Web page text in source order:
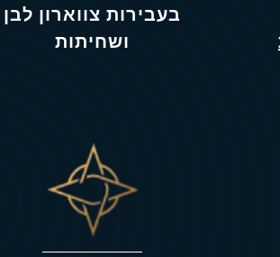
בעבירות צווארון לבן
ושחיתות